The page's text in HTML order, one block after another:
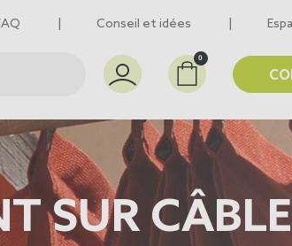
Conseil et idées
0
SUR CÂBLE